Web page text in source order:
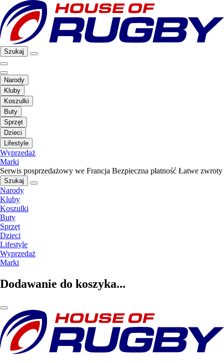
Szukaj
Narody
Kluby
Koszulki
Buty
Sprzęt
Dzieci
Lifestyle
Wyprzedaż
Marki
Serwis posprzedażowy we Francja Bezpieczna płatność Łatwe zwroty
Szukaj
Narody
Kluby
Koszulki
Buty
Sprzęt
Dzieci
Lifestyle
Wyprzedaż
Marki
Dodawanie do koszyka...